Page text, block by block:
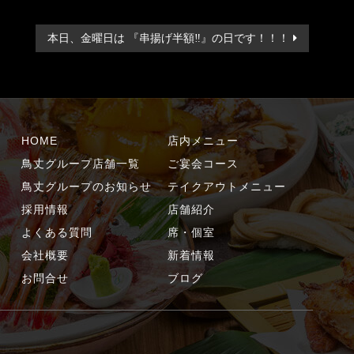
本日、金曜日は 『串揚げ半額‼️』の日です！！！
HOME
鳥丈グループ店舗一覧
鳥丈グループのお知らせ
採用情報
よくある質問
会社概要
お問合せ
店内メニュー
ご宴会コース
テイクアウトメニュー
店舗紹介
席・個室
新着情報
ブログ